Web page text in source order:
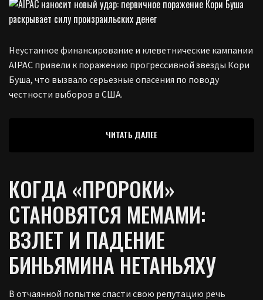
Неустанное финансирование и клеветнические кампании
AIPAC привели к поражению прогрессивной звезды Кори
Буша, что вызвало серьезные опасения по поводу
честности выборов в США.
ЧИТАТЬ ДАЛЕЕ
КОГДА «ПРОРОКИ»
СТАНОВЯТСЯ МЕМАМИ:
ВЗЛЕТ И ПАДЕНИЕ
БИНЬЯМИНА НЕТАНЬЯХУ
В отчаянной попытке спасти свою репутацию речь